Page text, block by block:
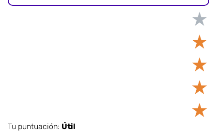
★
★
★
★
★
Tu puntuación: Útil